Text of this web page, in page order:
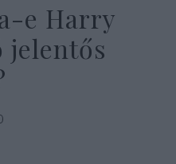
e Harry
jelentős